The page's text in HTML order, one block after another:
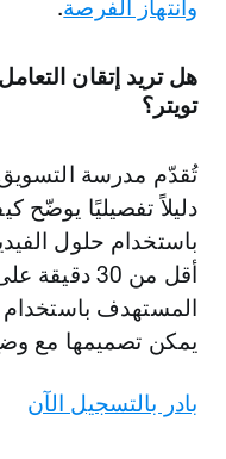
وانتهاز الفرصة.
هل تريد إتقان
تويتر؟
دليلاً تفصيليًا يوضّح
باستخدام حلول
أقل من 30
المستهدف باستخدام
يمكن تصميمها مع
بادر بالتسجيل الآن